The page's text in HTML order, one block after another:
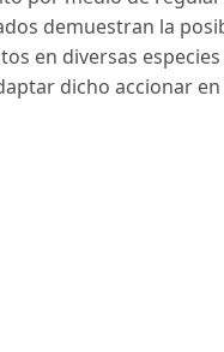
demuestran la
en diversas
dicho accionar